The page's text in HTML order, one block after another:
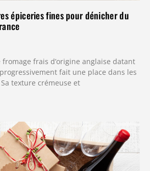
épiceries fines pour dénicher du
fromage frais d’origine anglaise datant
progressivement fait une place dans les
texture crémeuse et